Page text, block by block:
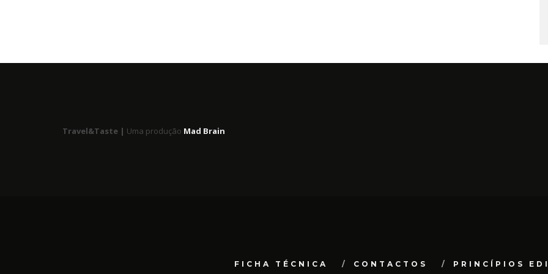
Travel&Taste | Uma produção Mad Brain
FICHA TÉCNICA CONTACTOS PRINCÍPIOS